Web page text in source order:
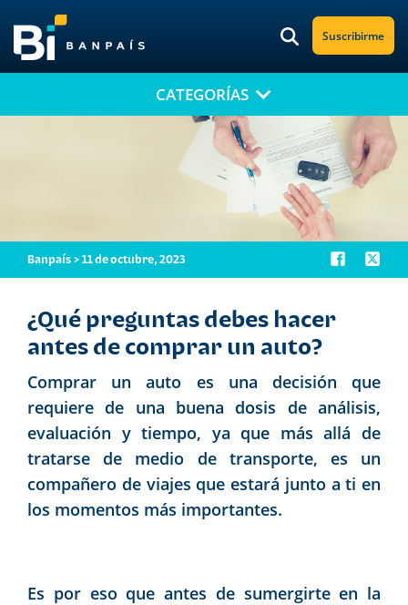
Suscribirme
¡No te pierdas nuestro nuevo contenido!
Suscríbete a nuestro blog y recibe mensualmente en tu correo
electrónico, las noticias más relevantes.
CATEGORÍAS
Banpaís > 11 de octubre, 2023
¿Qué preguntas debes hacer
antes de comprar un auto?
Comprar un auto es una decisión que
requiere de una buena dosis de análisis,
evaluación y tiempo, ya que más allá de
tratarse de medio de transporte, es un
compañero de viajes que estará junto a ti en
los momentos más importantes.
Es por eso que antes de sumergirte en la